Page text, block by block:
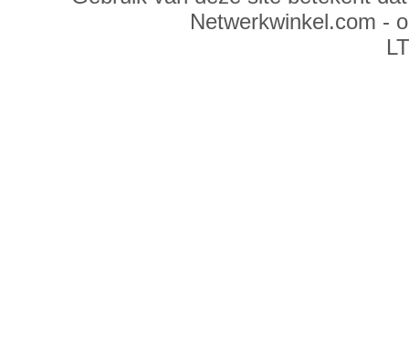
Netwerkwinkel.com -